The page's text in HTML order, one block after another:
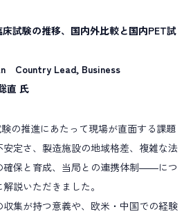
試験の推移、国内外比較と国内PET試
Country Lead, Business
直 氏
の推進にあたって現場が直面する課題
定さ、製造施設の地域格差、複雑な法
確保と育成、当局との連携体制――につ
説いただきました。
集が持つ意義や、欧米・中国での経験